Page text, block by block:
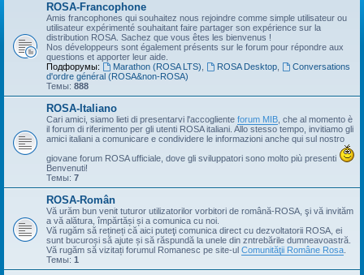
ROSA-Francophone
Amis francophones qui souhaitez nous rejoindre comme simple utilisateur ou
utilisateur expérimenté souhaitant faire partager son expérience sur la
distribution ROSA. Sachez que vous êtes les bienvenus !
Nos développeurs sont également présents sur le forum pour répondre aux
questions et apporter leur aide.
Подфорумы:
Marathon (ROSA LTS) ROSA Desktop,
Conversations
d'ordre général (ROSA&non-ROSA)
Темы: 888
ROSA-Italiano
Cari amici, siamo lieti di presentarvi l'accogliente forum MIB , che al momento è
il forum di riferimento per gli utenti ROSA italiani. Allo stesso tempo, invitiamo gli
amici italiani a comunicare e condividere le informazioni anche qui sul nostro
giovane forum ROSA ufficiale, dove gli sviluppatori sono molto più presenti
Benvenuti!
Темы: 7
ROSA-Român
Vă urăm bun venit tuturor utilizatorilor vorbitori de română-ROSA, şi vă invităm
a vă alătura, împărtăși și a comunica cu noi.
Vă rugăm să rețineți că aici puteţi comunica direct cu dezvoltatorii ROSA, ei
sunt bucuroși să ajute și să răspundă la unele din zntrebările dumneavoastră.
Vă rugăm să vizitați forumul Romanesc pe site-ul Comunităţii Române Rosa
Темы: 1